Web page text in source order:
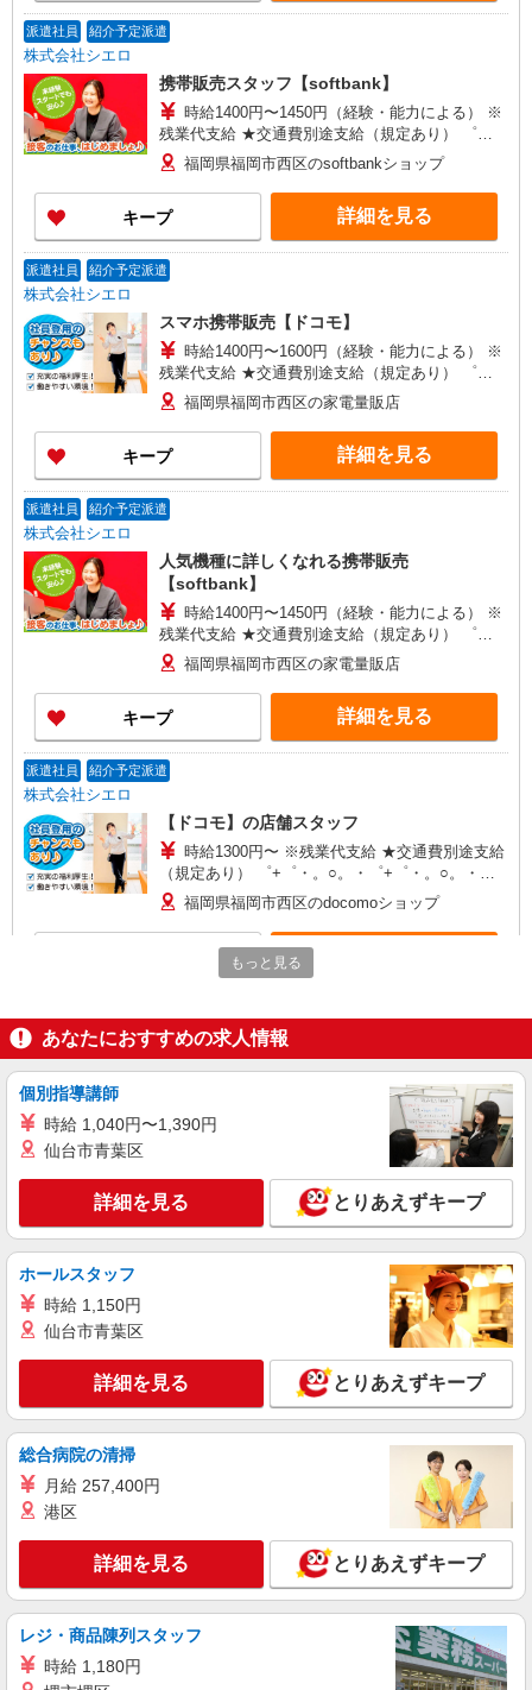
派遣社員 紹介予定派遣
株式会社シエロ
携帯販売スタッフ【softbank】
時給1400円〜1450円（経験・能力による） ※
残業代支給 ★交通費別途支給（規定あり） ゜
+゜・。○。・゜+゜・。○。・゜+゜ 入社祝い金10
万円支給(規定有) お友達を紹介頂くと, インセンテ
ィブ支給(規定有) ★月2回払い・週払い可能（規程
有）★ ゜・。○。・゜+゜・。○。・゜+゜
福岡県福岡市西区のsoftbankショップ
キープ 詳細を見る
派遣社員 紹介予定派遣
株式会社シエロ
スマホ携帯販売【ドコモ】
時給1400円〜1600円（経験・能力による） ※
残業代支給 ★交通費別途支給（規定あり） ゜
+゜・。○。・゜+゜・。○。・゜+゜ 入社祝い金10
万円支給(規定有) お友達を紹介頂くと, インセンテ
ィブ支給(規定有) ★月2回払い・週払い可能（規程
有）★ ゜・。○。・゜+゜・。○。・゜+゜
福岡県福岡市西区の家電量販店
キープ 詳細を見る
派遣社員 紹介予定派遣
株式会社シエロ
人気機種に詳しくなれる携帯販売
【softbank】
時給1400円〜1450円（経験・能力による） ※
残業代支給 ★交通費別途支給（規定あり） ゜
+゜・。○。・゜+゜・。○。・゜+゜ 入社祝い金10
万円支給(規定有) お友達を紹介頂くと, インセンテ
ィブ支給(規定有) ★月2回払い・週払い可能（規程
有）★ ゜・。○。・゜+゜・。○。・゜+゜
福岡県福岡市西区の家電量販店
キープ 詳細を見る
派遣社員 紹介予定派遣
株式会社シエロ
【ドコモ】の店舗スタッフ
時給1300円〜 ※残業代支給 ★交通費別途支給
（規定あり） ゜+゜・。○。・゜+゜・。○。・゜
+゜ 入社祝い金10万円支給(規定有) お友達を紹介
頂くと, インセンティブ支給(規定有) ★月2回払
い・週払い可能（規程有）★ ゜・。○。・゜
+゜・。○。・゜+゜
福岡県福岡市西区のdocomoショップ
株式会社シエロ
人気機種に詳しくなれる携帯販売
時給1400円〜1450円（経験・能力による） ※
残業代支給 ★交通費別途支給（規定あり） ゜
+゜・。○。・゜+゜・。○。・゜+゜ 入社祝い金10
万円支給(規定有) お友達を紹介頂くと, インセンテ
ィブ支給(規定有) ★月2回払い・週払い可能（規程
有）★ ゜・。○。・゜+゜・。○。・゜+゜
福岡県福岡市西区の家電量販店
キープ 詳細を見る
派遣社員 紹介予定派遣
株式会社シエロ
【softbank】人気機種に詳しくなれる携帯販
月給180000円〜250000円（経験・能力によ
る） ※残業代支給 ★交通費別途支給（規定あり）
゜+゜・。○。・゜+゜・。○。・゜+゜ 入社祝い金
10万円支給(規定有) お友達を紹介頂くと, インセン
ティブ支給(規定有) ゜・。○。・゜+゜・。
○。・゜+゜
福岡県福岡市西区のsoftbankショップ
キープ 詳細を見る
株式会社シエロ
【ソフトバンク】の店舗スタッフ
大卒：月給240000円〜 短大卒：月給
230000円〜 高卒・専門卒：月給220000円〜 その
他・達成手当・役職手当・アドバイザー手当・そ
の他手当有・賞与年2回 ※残業代支給 ★交通費別
福岡県福岡市西区のsoftbankショップ
もっと見る
あなたにおすすめの求人情報
個別指導講師
時給 1,040円〜1,390円
仙台市青葉区
詳細を見る とりあえずキープ
ホールスタッフ
時給 1,150円
仙台市青葉区
詳細を見る とりあえずキープ
総合病院の清掃
月給 257,400円
港区
詳細を見る とりあえずキープ
レジ・商品陳列スタッフ
時給 1,180円